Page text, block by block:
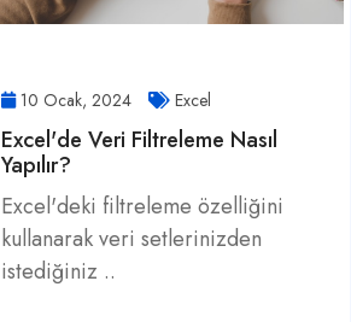
10 Ocak, 2024 Excel
Excel'de Veri Filtreleme Nasıl
Yapılır?
Excel'deki filtreleme özelliğini
kullanarak veri setlerinizden
istediğiniz ..